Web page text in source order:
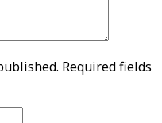
Required fields